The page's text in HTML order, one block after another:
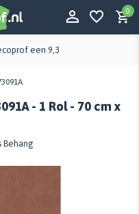
0
een 9,3
- 1 Rol - 70 cm x
Behang